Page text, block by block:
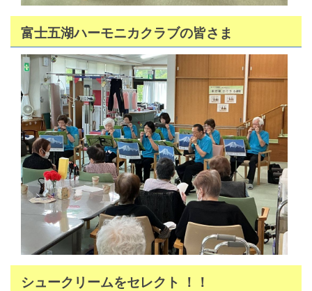
富士五湖ハーモニカクラブの皆さま
シュークリームをセレクト ！！